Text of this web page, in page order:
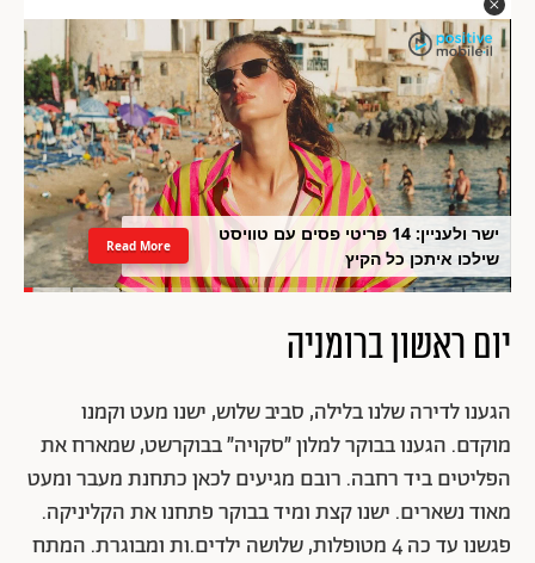
ישר ולעניין: 14 פריטי פסים עם טוויסט
שילכו איתכן כל הקיץ
Read More
יום ראשון ברומניה
הגענו לדירה שלנו בלילה, סביב שלוש, ישנו מעט וקמנו
מוקדם. הגענו בבוקר למלון ״סקויה״ בבוקרשט, שמארח את
הפליטים ביד רחבה. רובם מגיעים לכאן כתחנת מעבר ומעט
מאוד נשארים. ישנו קצת ומיד בבוקר פתחנו את הקליניקה.
פגשנו עד כה 4 מטופלות, שלושה ילדים.ות ומבוגרת. המתח